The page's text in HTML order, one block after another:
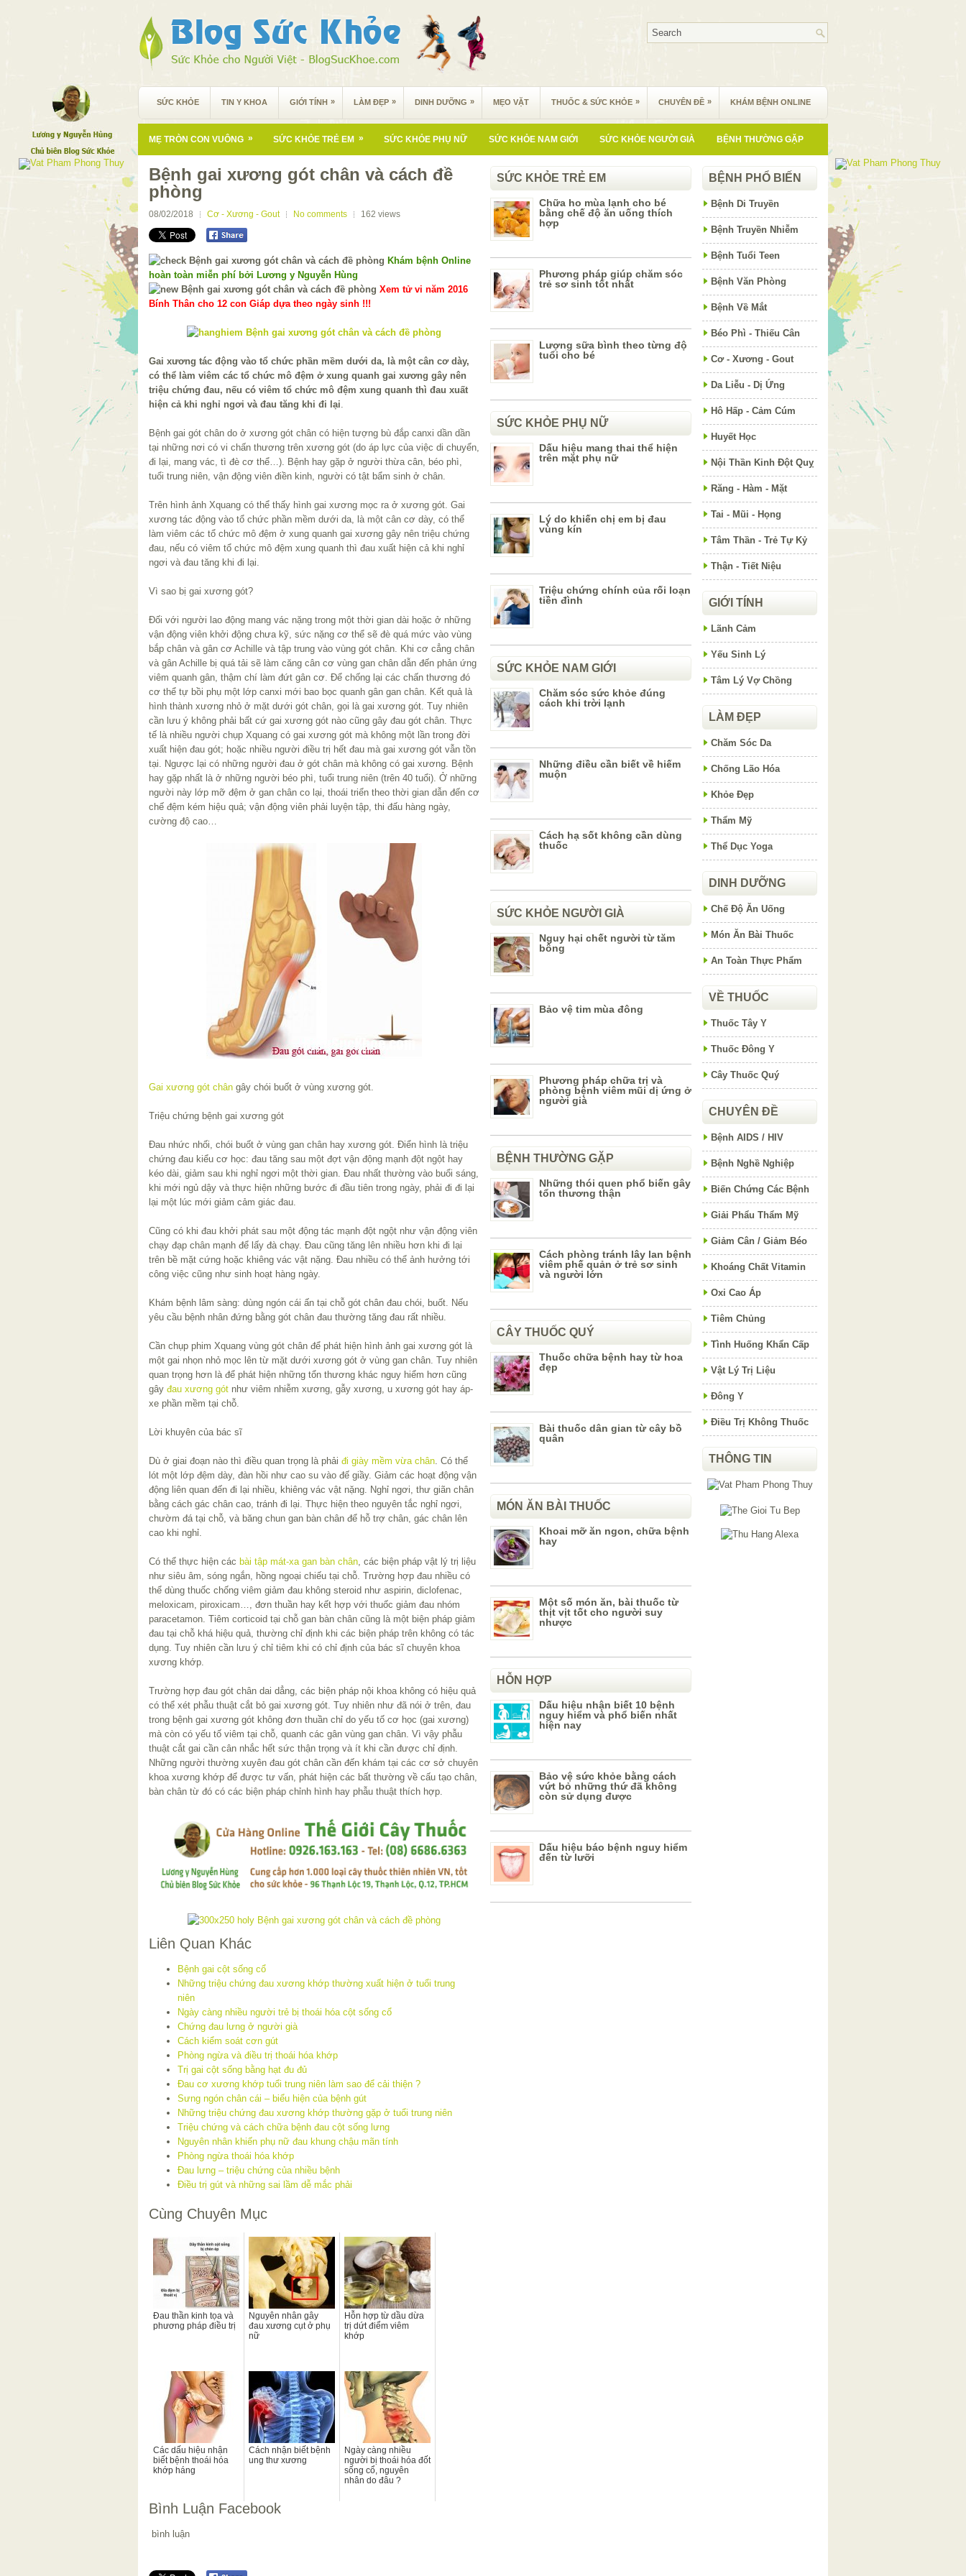
SỨC KHỎE TIN Y KHOA GIỚI TÍNH » LÀM ĐẸP » DINH DƯỠNG » MẸO VẶT THUỐC & SỨC KHỎE » CHUYÊN ĐỀ » KHÁM BỆNH ONLINE
MẸ TRÒN CON VUÔNG » SỨC KHỎE TRẺ EM » SỨC KHỎE PHỤ NỮ SỨC KHỎE NAM GIỚI SỨC KHỎE NGƯỜI GIÀ BỆNH THƯỜNG GẶP
Bệnh gai xương gót chân và cách đề
phòng
08/02/2018 Cơ - Xương - Gout No comments 162 views
Khám bệnh Online
hoàn toàn miễn phí bởi Lương y Nguyễn Hùng
Xem tử vi năm 2016
Bính Thân cho 12 con Giáp dựa theo ngày sinh !!!
Gai xương tác động vào tổ chức phần mềm dưới da, là một cân cơ dày,
có thể làm viêm các tổ chức mô đệm ở xung quanh gai xương gây nên
triệu chứng đau, nếu có viêm tổ chức mô đệm xung quanh thì đau xuất
hiện cả khi nghỉ ngơi và đau tăng khi đi lại
Bệnh gai gót chân do ở xương gót chân có hiện tượng bù đắp canxi dần dần
tại những nơi có vi chấn thương trên xương gót (do áp lực của việc di chuyển,
đi lại, mang vác, tì đè cơ thể…). Bệnh hay gặp ở người thừa cân, béo phì,
tuổi trung niên, vận động viên điền kinh, người có tật bẩm sinh ở chân.
Trên hình ảnh Xquang có thể thấy hình gai xương mọc ra ở xương gót. Gai
xương tác động vào tổ chức phần mềm dưới da, là một cân cơ dày, có thể
làm viêm các tổ chức mô đệm ở xung quanh gai xương gây nên triệu chứng
đau, nếu có viêm tổ chức mô đệm xung quanh thì đau xuất hiện cả khi nghỉ
ngơi và đau tăng khi đi lại.
Vì sao bị gai xương gót?
Đối với người lao động mang vác nặng trong một thời gian dài hoặc ở những
vận động viên khởi động chưa kỹ, sức nặng cơ thể sẽ đè quá mức vào vùng
bắp chân và gân cơ Achille và tập trung vào vùng gót chân. Khi cơ cẳng chân
và gân Achille bị quá tải sẽ làm căng cân cơ vùng gan chân dẫn đến phản ứng
viêm quanh gân, thậm chí làm đứt gân cơ. Để chống lại các chấn thương đó
cơ thể tự bồi phụ một lớp canxi mới bao bọc quanh gân gan chân. Kết quả là
hình thành xương nhỏ ở mặt dưới gót chân, gọi là gai xương gót. Tuy nhiên
cần lưu ý không phải bất cứ gai xương gót nào cũng gây đau gót chân. Thực
tế là nhiều người chụp Xquang có gai xương gót mà không một lần trong đời
xuất hiện đau gót; hoặc nhiều người điều trị hết đau mà gai xương gót vẫn tồn
tại. Ngược lại có những người đau ở gót chân mà không có gai xương. Bệnh
hay gặp nhất là ở những người béo phì, tuổi trung niên (trên 40 tuổi). Ở những
người này lớp mỡ đệm ở gan chân co lại, thoái triển theo thời gian dẫn đến cơ
chế đệm kém hiệu quả; vận động viên phải luyện tập, thi đấu hàng ngày,
cường độ cao…
Gai xương gót chân gây chói buốt ở vùng xương gót.
Triệu chứng bệnh gai xương gót
Đau nhức nhối, chói buốt ở vùng gan chân hay xương gót. Điển hình là triệu
chứng đau kiểu cơ học: đau tăng sau một đợt vận động mạnh đột ngột hay
kéo dài, giảm sau khi nghỉ ngơi một thời gian. Đau nhất thường vào buổi sáng,
khi mới ngủ dậy và thực hiện những bước đi đầu tiên trong ngày, phải đi đi lại
lại một lúc mới giảm cảm giác đau.
Cũng có khi đau khởi phát sau một động tác mạnh đột ngột như vận động viên
chạy đạp chân mạnh để lấy đà chạy. Đau cũng tăng lên nhiều hơn khi đi lại
trên bề mặt cứng hoặc khiêng vác vật nặng. Đau nhiều có thể ảnh hưởng tới
công việc cũng như sinh hoạt hàng ngày.
Khám bệnh lâm sàng: dùng ngón cái ấn tại chỗ gót chân đau chói, buốt. Nếu
yêu cầu bệnh nhân đứng bằng gót chân đau thường tăng đau rất nhiều.
Cần chụp phim Xquang vùng gót chân để phát hiện hình ảnh gai xương gót là
một gai nhọn nhỏ mọc lên từ mặt dưới xương gót ở vùng gan chân. Tuy nhiên
quan trọng hơn là để phát hiện những tổn thương khác nguy hiểm hơn cũng
gây đau xương gót như viêm nhiễm xương, gẫy xương, u xương gót hay áp-
xe phần mềm tại chỗ.
Lời khuyên của bác sĩ
Dù ở giai đoạn nào thì điều quan trọng là phải đi giày mềm vừa chân . Có thể
lót một lớp đệm dày, đàn hồi như cao su vào đế giầy. Giảm các hoạt động vận
động liên quan đến đi lại nhiều, khiêng vác vật nặng. Nghỉ ngơi, thư giãn chân
bằng cách gác chân cao, tránh đi lại. Thực hiện theo nguyên tắc nghỉ ngơi,
chườm đá tại chỗ, và băng chun gan bàn chân để hỗ trợ chân, gác chân lên
cao khi nghỉ.
Có thể thực hiện các bài tập mát-xa gan bàn chân , các biện pháp vật lý trị liệu
như siêu âm, sóng ngắn, hồng ngoại chiếu tại chỗ. Trường hợp đau nhiều có
thể dùng thuốc chống viêm giảm đau không steroid như aspirin, diclofenac,
meloxicam, piroxicam…, đơn thuần hay kết hợp với thuốc giảm đau nhóm
paracetamon. Tiêm corticoid tại chỗ gan bàn chân cũng là một biện pháp giảm
đau tại chỗ khá hiệu quả, thường chỉ định khi các biện pháp trên không có tác
dụng. Tuy nhiên cần lưu ý chỉ tiêm khi có chỉ định của bác sĩ chuyên khoa
xương khớp.
Trường hợp đau gót chân dai dẳng, các biện pháp nội khoa không có hiệu quả
có thể xét phẫu thuật cắt bỏ gai xương gót. Tuy nhiên như đã nói ở trên, đau
trong bệnh gai xương gót không đơn thuần chỉ do yếu tố cơ học (gai xương)
mà còn có yếu tố viêm tại chỗ, quanh các gân vùng gan chân. Vì vậy phẫu
thuật cắt gai cần cân nhắc hết sức thận trọng và ít khi cần được chỉ định.
Những người thường xuyên đau gót chân cần đến khám tại các cơ sở chuyên
khoa xương khớp để được tư vấn, phát hiện các bất thường về cấu tạo chân,
bàn chân từ đó có các biện pháp chỉnh hình hay phẫu thuật thích hợp.
Liên Quan Khác
Bệnh gai cột sống cổ
Những triệu chứng đau xương khớp thường xuất hiện ở tuổi trung
niên
Ngày càng nhiều người trẻ bị thoái hóa cột sống cổ
Chứng đau lưng ở người già
Cách kiểm soát cơn gút
Phòng ngừa và điều trị thoái hóa khớp
Trị gai cột sống bằng hạt đu đủ
Đau cơ xương khớp tuổi trung niên làm sao để cải thiện ?
Sưng ngón chân cái – biểu hiện của bệnh gút
Những triệu chứng đau xương khớp thường gặp ở tuổi trung niên
Triệu chứng và cách chữa bệnh đau cột sống lưng
Nguyên nhân khiến phụ nữ đau khung chậu mãn tính
Phòng ngừa thoái hóa khớp
Đau lưng – triệu chứng của nhiều bệnh
Điều trị gút và những sai lầm dễ mắc phải
Cùng Chuyên Mục
Đau thần kinh tọa và
phương pháp điều trị
Nguyên nhân gây
đau xương cụt ở phụ
nữ
Hỗn hợp từ dầu dừa
trị dứt điểm viêm
khớp
Các dấu hiệu nhận
biết bệnh thoái hóa
khớp háng
Cách nhận biết bệnh
ung thư xương
Ngày càng nhiều
người bị thoái hóa đốt
sống cổ, nguyên
nhân do đâu ?
Bình Luận Facebook
bình luận
SỨC KHỎE TRẺ EM
Chữa ho mùa lạnh cho bé
bằng chế độ ăn uống thích
hợp
Phương pháp giúp chăm sóc
trẻ sơ sinh tốt nhất
Lượng sữa bình theo từng độ
tuổi cho bé
SỨC KHỎE PHỤ NỮ
Dấu hiệu mang thai thể hiện
trên mặt phụ nữ
Lý do khiến chị em bị đau
vùng kín
Triệu chứng chính của rối loạn
tiền đình
SỨC KHỎE NAM GIỚI
Chăm sóc sức khỏe đúng
cách khi trời lạnh
Những điều cần biết về hiếm
muộn
Cách hạ sốt không cần dùng
thuốc
SỨC KHỎE NGƯỜI GIÀ
Nguy hại chết người từ tăm
bông
Bảo vệ tim mùa đông
Phương pháp chữa trị và
phòng bệnh viêm mũi dị ứng ở
người già
BỆNH THƯỜNG GẶP
Những thói quen phổ biến gây
tổn thương thận
Cách phòng tránh lây lan bệnh
viêm phế quản ở trẻ sơ sinh
và người lớn
CÂY THUỐC QUÝ
Thuốc chữa bệnh hay từ hoa
đẹp
Bài thuốc dân gian từ cây bồ
quân
MÓN ĂN BÀI THUỐC
Khoai mỡ ăn ngon, chữa bệnh
hay
Một số món ăn, bài thuốc từ
thịt vịt tốt cho người suy
nhược
HỖN HỢP
Dấu hiệu nhận biết 10 bệnh
nguy hiểm và phổ biến nhất
hiện nay
Bảo vệ sức khỏe bằng cách
vứt bỏ những thứ đã không
còn sử dụng được
Dấu hiệu báo bệnh nguy hiểm
đến từ lưỡi
BỆNH PHỔ BIẾN
Bệnh Di Truyền
Bệnh Truyền Nhiễm
Bệnh Tuổi Teen
Bệnh Văn Phòng
Bệnh Về Mắt
Béo Phì - Thiếu Cân
Cơ - Xương - Gout
Da Liễu - Dị Ứng
Hô Hấp - Cảm Cúm
Huyết Học
Nội Thần Kinh Đột Quỵ
Răng - Hàm - Mặt
Tai - Mũi - Họng
Tâm Thần - Trẻ Tự Kỷ
Thận - Tiết Niệu
GIỚI TÍNH
Lãnh Cảm
Yếu Sinh Lý
Tâm Lý Vợ Chồng
LÀM ĐẸP
Chăm Sóc Da
Chống Lão Hóa
Khỏe Đẹp
Thẩm Mỹ
Thể Dục Yoga
DINH DƯỠNG
Chế Độ Ăn Uống
Món Ăn Bài Thuốc
An Toàn Thực Phẩm
VỀ THUỐC
Thuốc Tây Y
Thuốc Đông Y
Cây Thuốc Quý
CHUYÊN ĐỀ
Bệnh AIDS / HIV
Bệnh Nghề Nghiệp
Biến Chứng Các Bệnh
Giải Phẩu Thẩm Mỹ
Giảm Cân / Giảm Béo
Khoáng Chất Vitamin
Oxi Cao Áp
Tiêm Chủng
Tình Huống Khẩn Cấp
Vật Lý Trị Liệu
Đông Y
Điều Trị Không Thuốc
THÔNG TIN